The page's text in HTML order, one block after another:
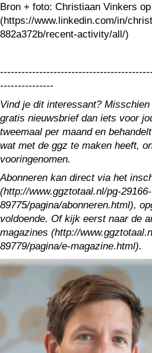
Bron + foto: Christiaan Vinkers
(https://www.linkedin.com/in/
882a372b/recent-activity/all/)
---------------
Vind je dit interessant?
gratis nieuwsbrief dan iets voor
tweemaal per maand en
wat met de ggz te maken heeft,
vooringenomen.
Abonneren kan direct via het
(http://www.ggztotaal.nl/pg-
89775/pagina/abonneren.html),
voldoende. Of kijk eerst naar de
magazines (http://
89779/pagina/e-magazine.html).